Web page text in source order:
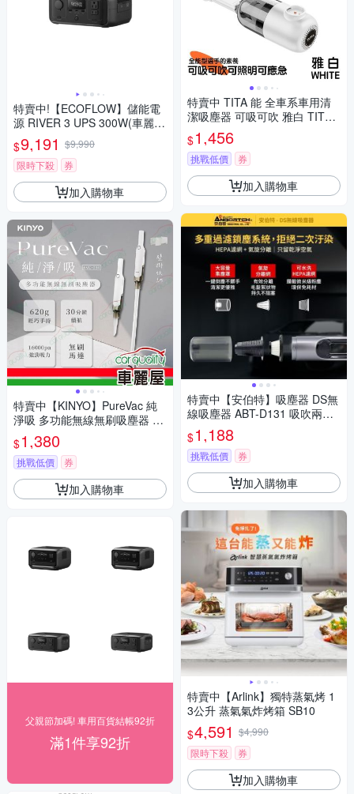
特賣中!【ECOFLOW】儲能電
源 RIVER 3 UPS 300W(車麗
屋)
$9,191 $9,990
限時下殺
券
加入購物車
特賣中【KINYO】PureVac 純
淨吸 多功能無線無刷吸塵器 KV
C-034 1入
$1,380
挑戰低價 券
加入購物車
父親節加碼! 車用百貨結帳92折
滿1件享92折
特賣中 TITA 能 全車系車用清
潔吸塵器 可吸可吹 雅白 TITA-
2218W
$1,456
挑戰低價 券
加入購物車
特賣中【安伯特】吸塵器 DS無
線吸塵器 ABT-D131 吸吹兩用
1入
$1,188
挑戰低價 券
加入購物車
特賣中【Arlink】獨特蒸氣烤 1
3公升 蒸氣氣炸烤箱 SB10
$4,591 $4,990
限時下殺
券
加入購物車